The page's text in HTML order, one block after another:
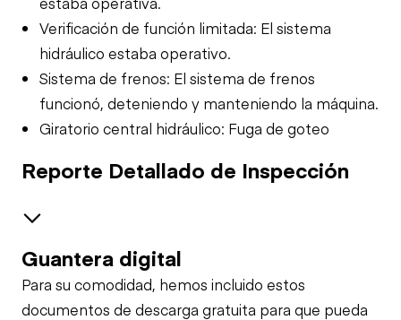
Verificación de función limitada: El sistema
hidráulico estaba operativo.
Sistema de frenos: El sistema de frenos
funcionó, deteniendo y manteniendo la máquina.
Giratorio central hidráulico: Fuga de goteo
Reporte Detallado de Inspección
Seguridad
Tierra de Estación de Control
Guantera digital
Para su comodidad, hemos incluido estos
documentos de descarga gratuita para que pueda